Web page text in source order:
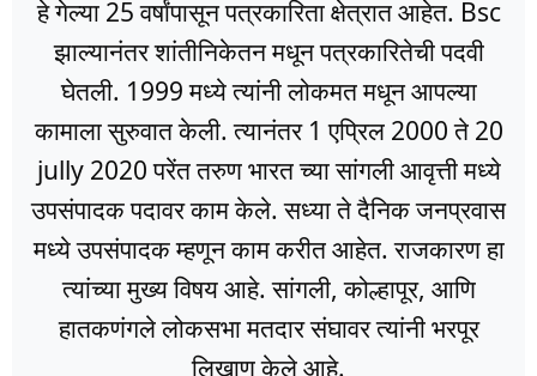
हे गेल्या 25 वर्षांपासून पत्रकारिता क्षेत्रात आहेत. Bsc
झाल्यानंतर शांतीनिकेतन मधून पत्रकारितेची पदवी
घेतली. 1999 मध्ये त्यांनी लोकमत मधून आपल्या
कामाला सुरुवात केली. त्यानंतर 1 एप्रिल 2000 ते 20
jully 2020 परेंत तरुण भारत च्या सांगली आवृत्ती मध्ये
उपसंपादक पदावर काम केले. सध्या ते दैनिक जनप्रवास
मध्ये उपसंपादक म्हणून काम करीत आहेत. राजकारण हा
त्यांच्या मुख्य विषय आहे. सांगली, कोल्हापूर, आणि
हातकणंगले लोकसभा मतदार संघावर त्यांनी भरपूर
लिखाण केले आहे.